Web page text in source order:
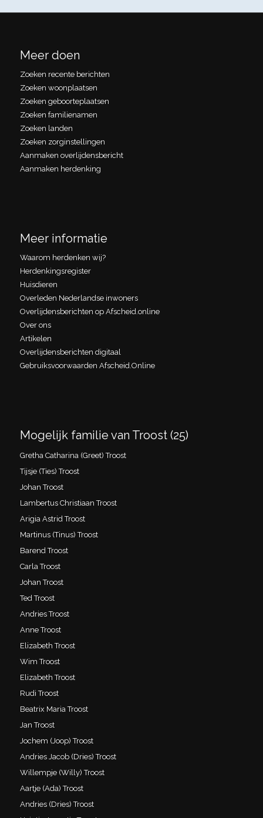
Meer doen
Zoeken recente berichten
Zoeken woonplaatsen
Zoeken geboorteplaatsen
Zoeken familienamen
Zoeken landen
Zoeken zorginstellingen
Aanmaken overlijdensbericht
Aanmaken herdenking
Meer informatie
Waarom herdenken wij?
Herdenkingsregister
Huisdieren
Overleden Nederlandse inwoners
Overlijdensberichten op Afscheid.online
Over ons
Artikelen
Overlijdensberichten digitaal
Gebruiksvoorwaarden Afscheid.Online
Mogelijk familie van Troost (25)
Gretha Catharina (Greet) Troost
Tijsje (Ties) Troost
Johan Troost
Lambertus Christiaan Troost
Arigia Astrid Troost
Martinus (Tinus) Troost
Barend Troost
Carla Troost
Johan Troost
Ted Troost
Andries Troost
Anne Troost
Elizabeth Troost
Wim Troost
Elizabeth Troost
Rudi Troost
Beatrix Maria Troost
Jan Troost
Jochem (Joop) Troost
Andries Jacob (Dries) Troost
Willempje (Willy) Troost
Aartje (Ada) Troost
Andries (Dries) Troost